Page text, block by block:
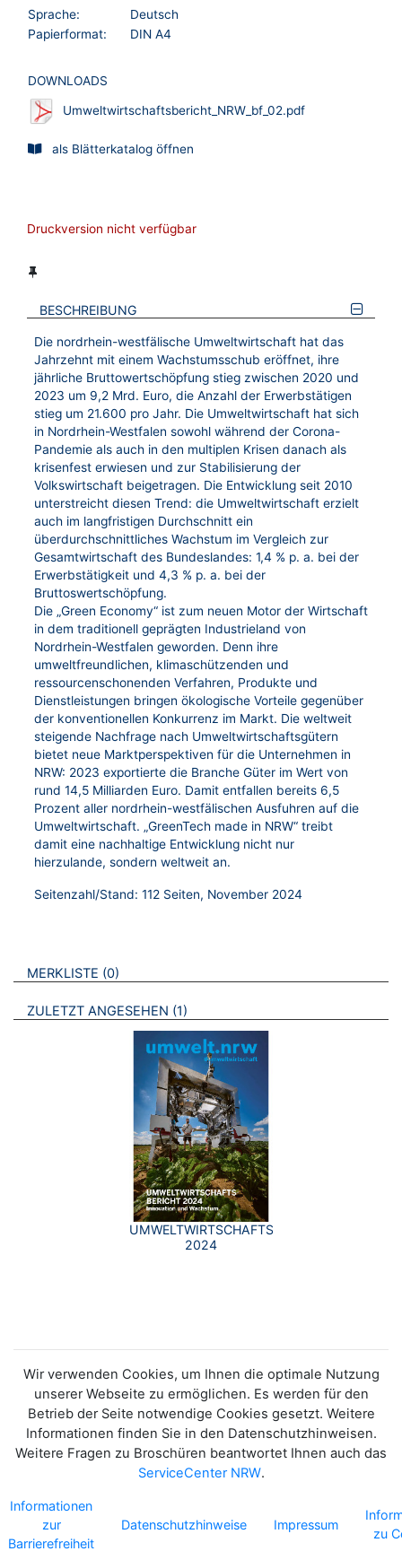
Sprache:
Deutsch
Papierformat:
DIN A4
DOWNLOADS
Umweltwirtschaftsbericht_NRW_bf_02.pdf
als Blätterkatalog öffnen
Druckversion nicht verfügbar
BESCHREIBUNG
Die nordrhein-westfälische Umweltwirtschaft hat das
Jahrzehnt mit einem Wachstumsschub eröffnet, ihre
jährliche Bruttowertschöpfung stieg zwischen 2020 und
2023 um 9,2 Mrd. Euro, die Anzahl der Erwerbstätigen
stieg um 21.600 pro Jahr. Die Umweltwirtschaft hat sich
in Nordrhein-Westfalen sowohl während der Corona-
Pandemie als auch in den multiplen Krisen danach als
krisenfest erwiesen und zur Stabilisierung der
Volkswirtschaft beigetragen. Die Entwicklung seit 2010
unterstreicht diesen Trend: die Umweltwirtschaft erzielt
auch im langfristigen Durchschnitt ein
überdurchschnittliches Wachstum im Vergleich zur
Gesamtwirtschaft des Bundeslandes: 1,4 % p. a. bei der
Erwerbstätigkeit und 4,3 % p. a. bei der
Bruttoswertschöpfung.
Die „Green Economy“ ist zum neuen Motor der Wirtschaft
in dem traditionell geprägten Industrieland von
Nordrhein-Westfalen geworden. Denn ihre
umweltfreundlichen, klimaschützenden und
ressourcenschonenden Verfahren, Produkte und
Dienstleistungen bringen ökologische Vorteile gegenüber
der konventionellen Konkurrenz im Markt. Die weltweit
steigende Nachfrage nach Umweltwirtschaftsgütern
bietet neue Marktperspektiven für die Unternehmen in
NRW: 2023 exportierte die Branche Güter im Wert von
rund 14,5 Milliarden Euro. Damit entfallen bereits 6,5
Prozent aller nordrhein-westfälischen Ausfuhren auf die
Umweltwirtschaft. „GreenTech made in NRW“ treibt
damit eine nachhaltige Entwicklung nicht nur
hierzulande, sondern weltweit an.
Seitenzahl/Stand: 112 Seiten, November 2024
VERWEISE AUF VERMERKTE- ODER ZULETZT ANGESEHENE
MERKLISTE 0 BROSCHÜREN
ZULETZT ANGESEHEN 1 BROSCHÜREN
UMWELTWIRTSCHAFTSBERICHT
2024
Wir verwenden Cookies, um Ihnen die optimale Nutzung
unserer Webseite zu ermöglichen. Es werden für den
Betrieb der Seite notwendige Cookies gesetzt. Weitere
Informationen finden Sie in den Datenschutzhinweisen.
Weitere Fragen zu Broschüren beantwortet Ihnen auch das
ServiceCenter NRW.
Informationen
zur
Barrierefreiheit
Datenschutzhinweise Impressum
zu